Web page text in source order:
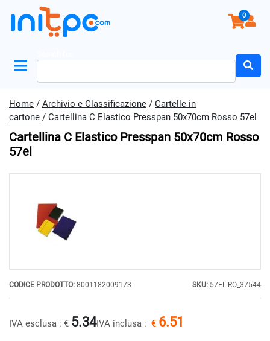
0
Home / Archivio e Classificazione / Cartelle in
cartone / Cartellina C Elastico Presspan 50x70cm Rosso 57el
Cartellina C Elastico Presspan 50x70cm Rosso
57el
CODICE PRODOTTO: 8001182009173 SKU: 57EL-RO_37544
IVA esclusa : € 5.34IVA inclusa : € 6.51